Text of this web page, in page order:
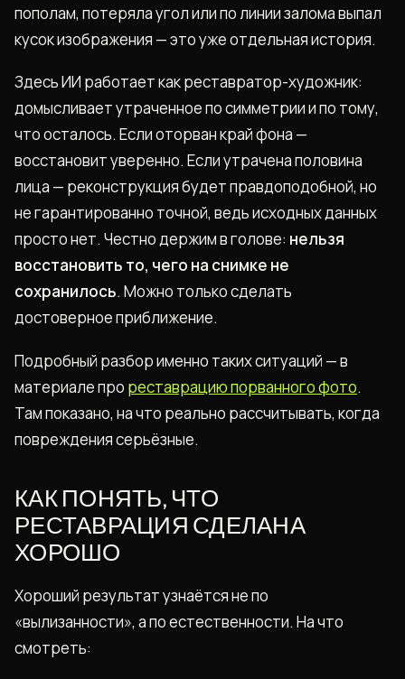
пополам, потеряла угол или по линии залома выпал
кусок изображения — это уже отдельная история.
Здесь ИИ работает как реставратор-художник:
домысливает утраченное по симметрии и по тому,
что осталось. Если оторван край фона —
восстановит уверенно. Если утрачена половина
лица — реконструкция будет правдоподобной, но
не гарантированно точной, ведь исходных данных
просто нет. Честно держим в голове: нельзя
восстановить то, чего на снимке не
сохранилось. Можно только сделать
достоверное приближение.
Подробный разбор именно таких ситуаций — в
материале про реставрацию порванного фото.
Там показано, на что реально рассчитывать, когда
повреждения серьёзные.
КАК ПОНЯТЬ, ЧТО
РЕСТАВРАЦИЯ СДЕЛАНА
ХОРОШО
Хороший результат узнаётся не по
«вылизанности», а по естественности. На что
смотреть: